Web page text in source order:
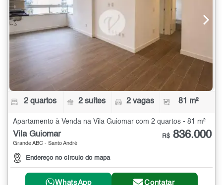
2 quartos 2 suítes 2 vagas 81 m²
Apartamento à Venda na Vila Guiomar com 2 quartos - 81 m²
Vila Guiomar
Grande ABC - Santo André
Endereço no círculo do mapa
R$ 836.000
WhatsApp Contatar